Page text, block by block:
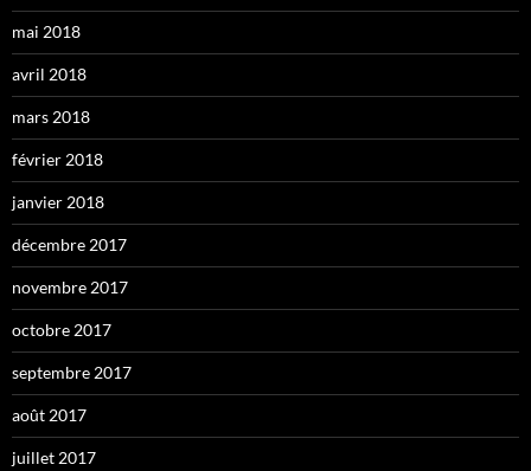
mai 2018
avril 2018
mars 2018
février 2018
janvier 2018
décembre 2017
novembre 2017
octobre 2017
septembre 2017
août 2017
juillet 2017